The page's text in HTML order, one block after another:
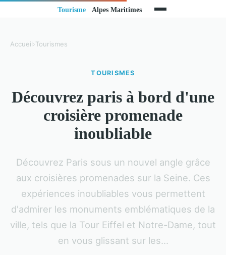
Accueil›Tourismes
TOURISMES
Découvrez paris à bord d'une
croisière promenade
inoubliable
Découvrez Paris sous un nouvel angle grâce
aux croisières promenades sur la Seine. Ces
expériences inoubliables vous permettent
d'admirer les monuments emblématiques de la
ville, tels que la Tour Eiffel et Notre-Dame, tout
en vous glissant sur les...